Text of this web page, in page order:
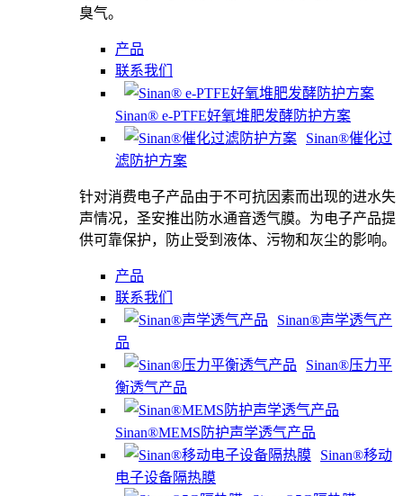
臭气。
产品
联系我们
Sinan® e-PTFE好氧堆肥发酵防护方案
Sinan®催化过
滤防护方案
针对消费电子产品由于不可抗因素而出现的进水失
声情况，圣安推出防水通音透气膜。为电子产品提
供可靠保护，防止受到液体、污物和灰尘的影响。
产品
联系我们
Sinan®声学透气产
品
Sinan®压力平
衡透气产品
Sinan®MEMS防护声学透气产品
Sinan®移动
电子设备隔热膜